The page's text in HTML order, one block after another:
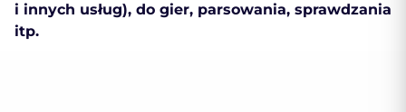
i innych usług), do gier, parsowania, sprawdzania
itp.